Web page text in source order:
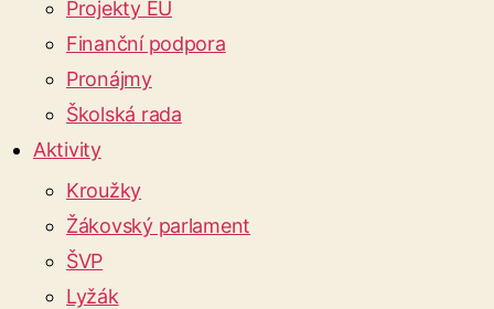
Projekty EU
Finanční podpora
Pronájmy
Školská rada
Aktivity
Kroužky
Žákovský parlament
ŠVP
Lyžák